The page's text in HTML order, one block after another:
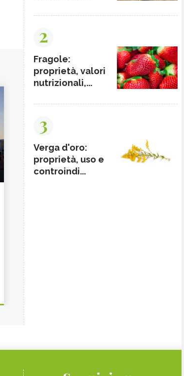
2
Fragole:
proprietà, valori
nutrizionali,...
3
Verga d'oro:
proprietà, uso e
controindi...